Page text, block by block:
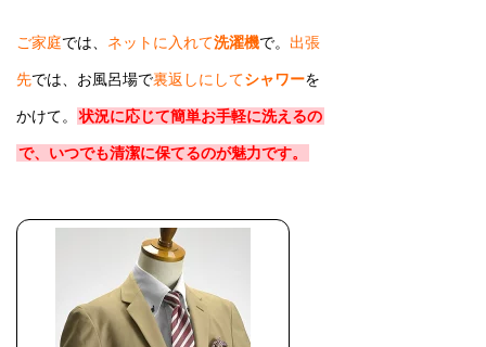
ご家庭では、 ネットに入れて洗濯機で。 出張
先では、お風呂場で裏返しにしてシャワーを
かけて。 状況に応じて簡単お手軽に洗えるの
で、いつでも清潔に保てるのが魅力です。